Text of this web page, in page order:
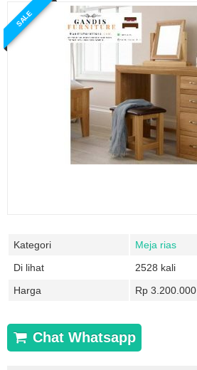
SALE
Kategori
Meja rias
Di lihat
2528 kali
Harga
Rp 3.200.000
Chat Whatsapp